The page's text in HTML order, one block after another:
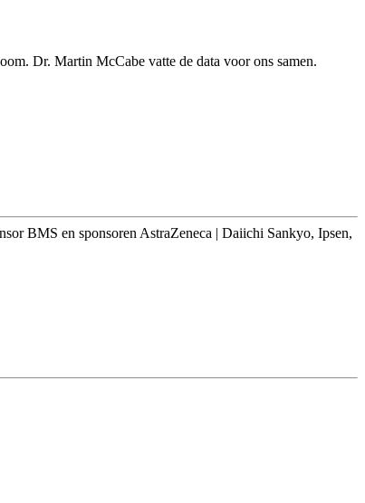
Dr. Martin McCabe vatte de data voor ons samen.
BMS en sponsoren AstraZeneca | Daiichi Sankyo, Ipsen,